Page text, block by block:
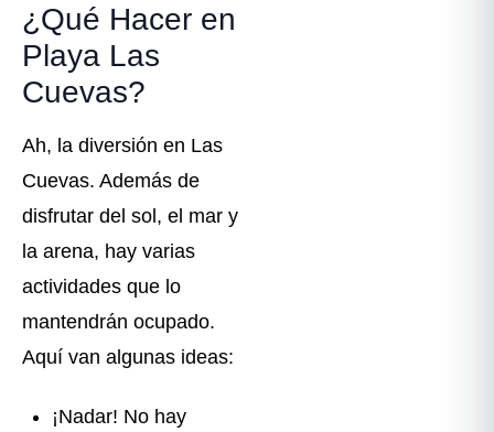
¿Qué Hacer en
Playa Las
Cuevas?
Ah, la diversión en Las
Cuevas. Además de
disfrutar del sol, el mar y
la arena, hay varias
actividades que lo
mantendrán ocupado.
Aquí van algunas ideas:
¡Nadar! No hay